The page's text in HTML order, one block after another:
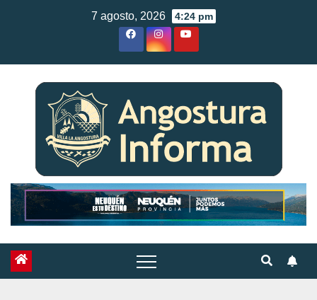
7 agosto, 2026 4:24 pm